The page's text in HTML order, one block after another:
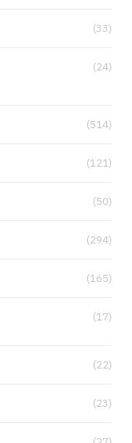
(33)
(24)
(514)
(121)
(50)
(294)
(165)
(17)
(22)
(23)